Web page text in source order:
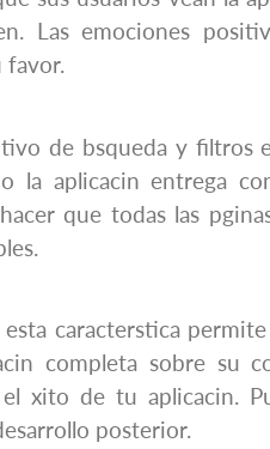
Las emociones
favor.
de bsqueda y filtros
la aplicacin entrega
que todas las
caracterstica
completa sobre su
xito de tu aplicacin.
posterior.